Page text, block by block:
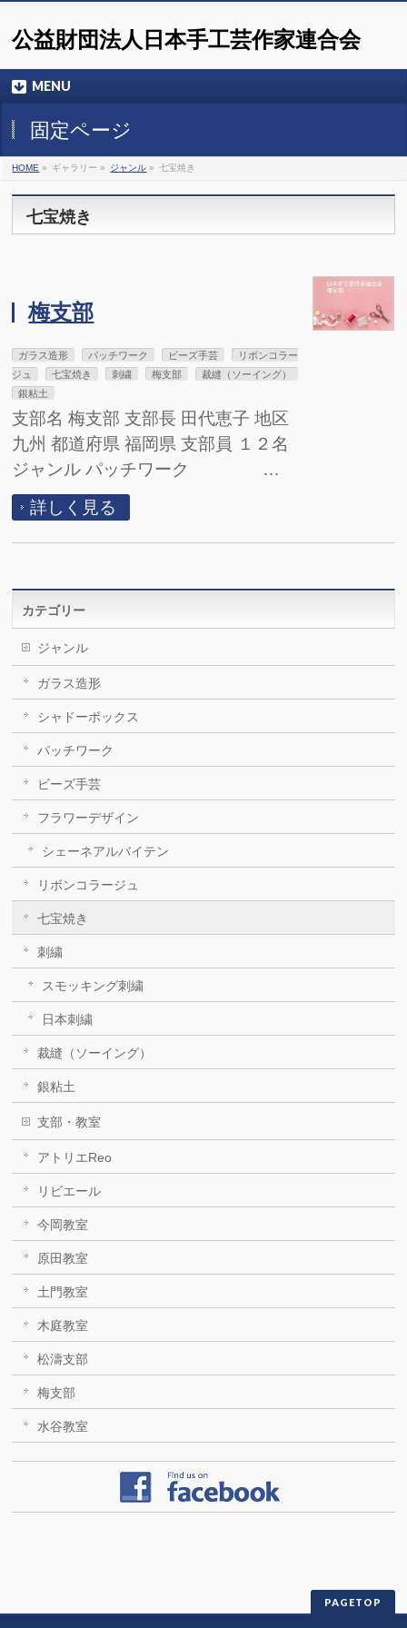
公益財団法人日本手工芸作家連合会
MENU
固定ページ
HOME » ギャラリー » ジャンル » 七宝焼き
七宝焼き
梅支部
ガラス造形 パッチワーク ビーズ手芸
リボンコラー
ジュ
七宝焼き 刺繍 梅支部
裁縫（ソーイング）
銀粘土
支部名 梅支部 支部長 田代恵子 地区
九州 都道府県 福岡県 支部員 １２名
ジャンル パッチワーク …
詳しく見る
カテゴリー
ジャンル
ガラス造形
シャドーボックス
パッチワーク
ビーズ手芸
フラワーデザイン
シェーネアルバイテン
リボンコラージュ
七宝焼き
刺繍
スモッキング刺繍
日本刺繍
裁縫（ソーイング）
銀粘土
支部・教室
アトリエReo
リビエール
今岡教室
原田教室
土門教室
木庭教室
松濤支部
梅支部
水谷教室
PAGETOP